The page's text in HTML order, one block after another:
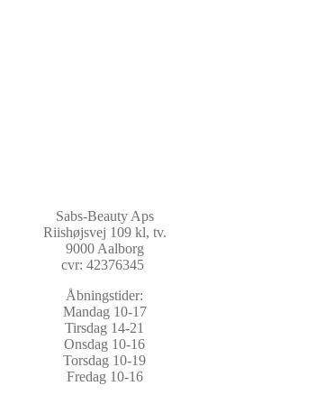
Sabs-Beauty Aps
Riishøjsvej 109 kl, tv.
9000 Aalborg
cvr: 42376345
Åbningstider:
Mandag 10-17
Tirsdag 14-21
Onsdag 10-16
Torsdag 10-19
Fredag 10-16